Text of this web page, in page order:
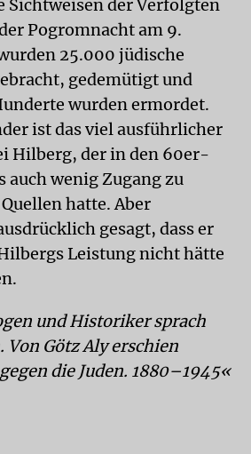
Sichtweisen der Verfolgten
Pogromnacht am 9.
25.000 jüdische
gedemütigt und
wurden ermordet.
ist das viel ausführlicher
Hilberg, der in den 60er-
auch wenig Zugang zu
hatte. Aber
gesagt, dass er
Leistung nicht hätte
und Historiker sprach
Von Götz Aly erschien
die Juden. 1880–1945«